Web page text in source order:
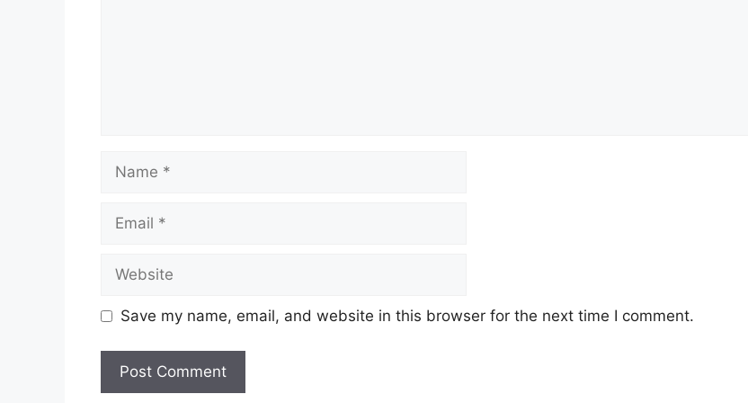
Name
Email
Website
Save my name, email, and website in this browser for the next time I comment.